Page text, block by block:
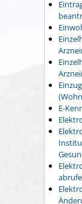
E-